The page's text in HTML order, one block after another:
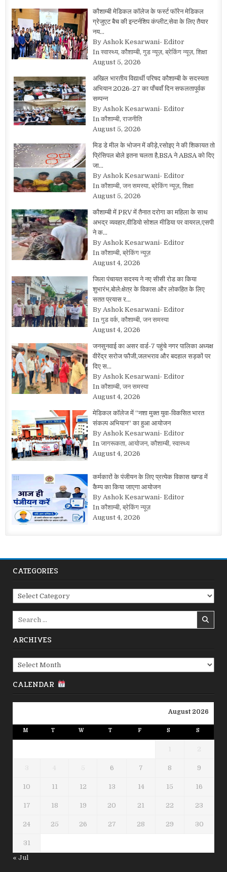
कौशाम्बी मेडिकल कॉलेज के फर्स्ट फॉरेन मेडिकल
ग्रेजुएट बैच की इन्टर्नशिप कंप्लीट,सेवा के लिए तैयार
नय…
By Ashok Kesarwani- Editor
In स्वास्थ्य, कौशाम्बी, गुड न्यूज़, ब्रेकिंग न्यूज़, शिक्षा
August 5, 2026
अखिल भारतीय विद्यार्थी परिषद कौशाम्बी के सदस्यता
अभियान 2026-27 का पाँचवाँ दिन सफलतापूर्वक
सम्पन्न
By Ashok Kesarwani- Editor
In कौशाम्बी, राजनीति
August 5, 2026
मिड डे मील के भोजन में कीड़े,रसोइए ने की शिकायत तो
प्रिंसिपल बोले इतना चलता है,BSA ने ABSA को दिए
जा…
By Ashok Kesarwani- Editor
In कौशाम्बी, जन समस्या, ब्रेकिंग न्यूज़, शिक्षा
August 5, 2026
कौशाम्बी में PRV में तैनात दरोगा का महिला के साथ
अभद्र व्यवहार,वीडियो सोशल मीडिया पर वायरल,एसपी
ने क…
By Ashok Kesarwani- Editor
In कौशाम्बी, ब्रेकिंग न्यूज़
August 4, 2026
जिला पंचायत सदस्य ने नए सीसी रोड का किया
शुभारंभ,बोले:क्षेत्र के विकास और लोकहित के लिए
सतत प्रयास र…
By Ashok Kesarwani- Editor
In गुड वर्क, कौशाम्बी, जन समस्या
August 4, 2026
जनसुनवाई का असर वार्ड-7 पहुंचे नगर पालिका अध्यक्ष
वीरेंद्र सरोज फौजी,जलभराव और बदहाल सड़कों पर
दिए स…
By Ashok Kesarwani- Editor
In कौशाम्बी, जन समस्या
August 4, 2026
मेडिकल कॉलेज में “नशा मुक्त युवा-विकसित भारत
संकल्प अभियान“ का हुआ आयोजन
By Ashok Kesarwani- Editor
In जागरूकता, आयोजन, कौशाम्बी, स्वास्थ्य
August 4, 2026
कर्मकारों के पंजीयन के लिए प्रत्येक विकास खण्ड में
कैम्प का किया जाएगा आयोजन
By Ashok Kesarwani- Editor
In कौशाम्बी, ब्रेकिंग न्यूज़
August 4, 2026
CATEGORIES
Categories
ARCHIVES
Archives
CALENDAR
August 2026
M T W T F S S
1 2
3 4 5 6 7 8 9
10 11 12 13 14 15 16
17 18 19 20 21 22 23
24 25 26 27 28 29 30
31
« Jul